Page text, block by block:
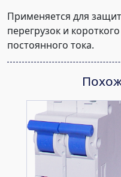
Применяется для
перегрузок и
постоянного тока.